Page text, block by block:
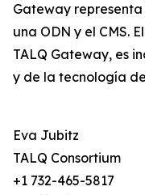
Gateway
una ODN y el CMS.
TALQ Gateway, es
y de la tecnología
Eva Jubitz
TALQ Consortium
+1 732-465-5817